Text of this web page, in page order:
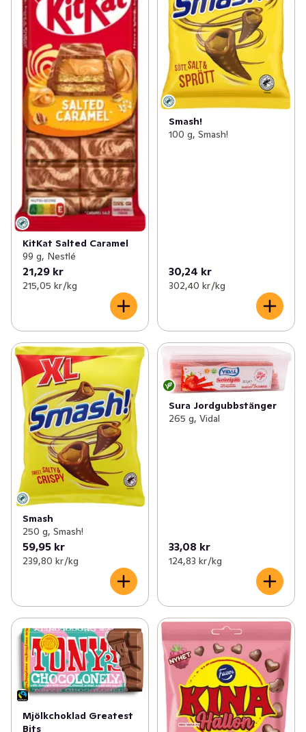
KitKat Salted Caramel
99 g, Nestlé
21,29 kr
215,05 kr /kg
Smash!
100 g, Smash!
30,24 kr
302,40 kr /kg
Smash
250 g, Smash!
59,95 kr
239,80 kr /kg
Sura Jordgubbstänger
265 g, Vidal
33,08 kr
124,83 kr /kg
Mjölkchoklad Greatest
Bits